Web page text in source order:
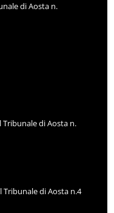
di Aosta n.
di Aosta n.
Tribunale di Aosta n.4